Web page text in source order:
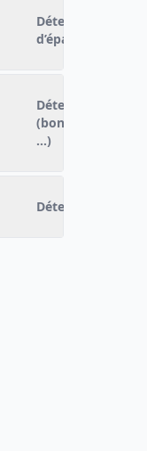
Détention de
d’épargne retraite
Détention
(bons d'épargne,
…)
Détention